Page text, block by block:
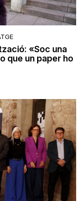
«Soc una
que un paper ho